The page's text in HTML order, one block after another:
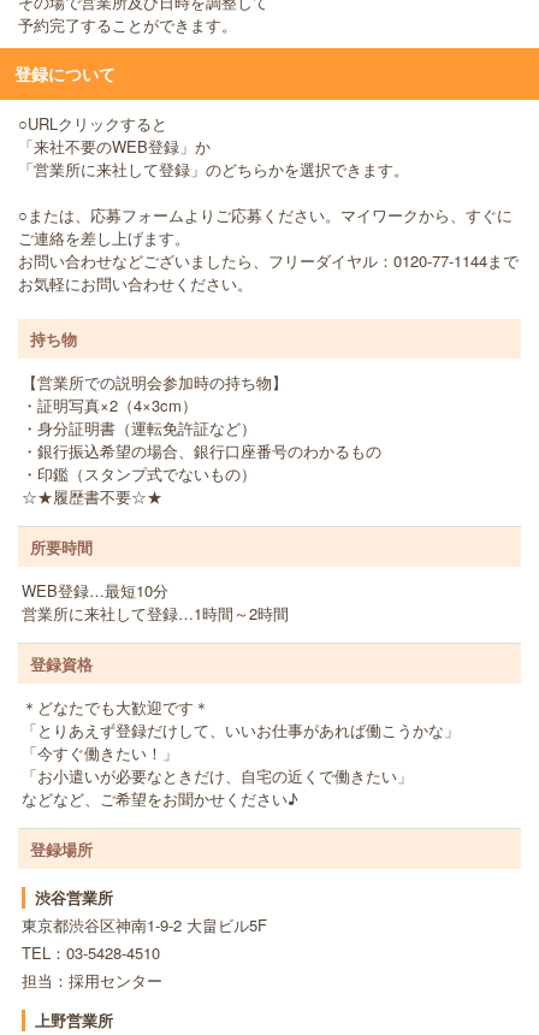
予約完了することができます。
登録について
○URLクリックすると
「来社不要のWEB登録」か
「営業所に来社して登録」のどちらかを選択できます。
○または、応募フォームよりご応募ください。マイワークから、すぐに
ご連絡を差し上げます。
お問い合わせなどございましたら、フリーダイヤル：0120-77-1144まで
お気軽にお問い合わせください。
持ち物
【営業所での説明会参加時の持ち物】
・証明写真×2（4×3cm）
・身分証明書（運転免許証など）
・銀行振込希望の場合、銀行口座番号のわかるもの
・印鑑（スタンプ式でないもの）
☆★履歴書不要☆★
所要時間
WEB登録…最短10分
営業所に来社して登録…1時間～2時間
登録資格
＊どなたでも大歓迎です＊
「とりあえず登録だけして、いいお仕事があれば働こうかな」
「今すぐ働きたい！」
「お小遣いが必要なときだけ、自宅の近くで働きたい」
などなど、ご希望をお聞かせください♪
登録場所
渋谷営業所
東京都渋谷区神南1-9-2 大畠ビル5F
TEL：03-5428-4510
担当：採用センター
上野営業所